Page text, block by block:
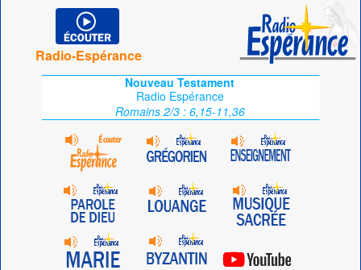
Radio-Espérance
Nouveau Testament
Radio Espérance
Romains 2/3 : 6,15-11,36